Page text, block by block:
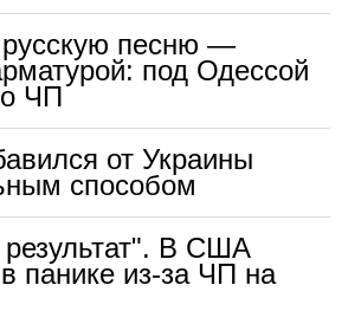
русскую песню —
под Одессой
ЧП
от Украины
способом
В США
панике из-за ЧП на